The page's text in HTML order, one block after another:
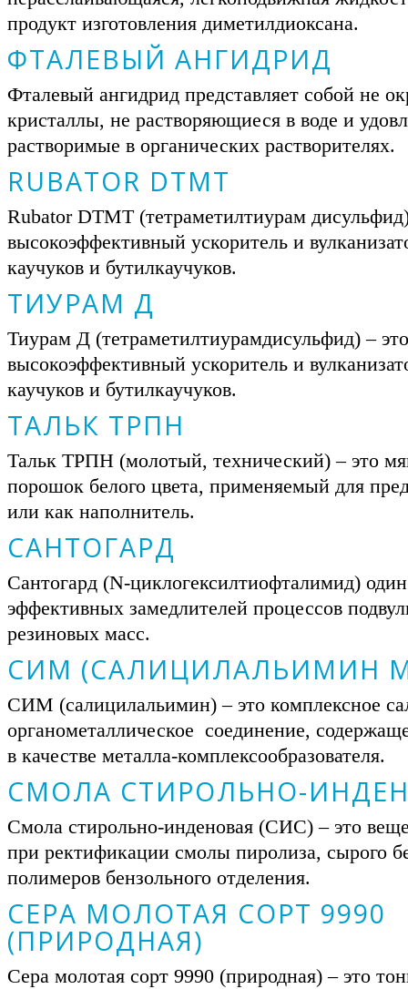
продукт изготовления диметилдиоксана.
ФТАЛЕВЫЙ АНГИДРИД
Фталевый ангидрид представляет собой не
кристаллы, не растворяющиеся в воде и
растворимые в органических растворителях.
RUBATOR DTMT
Rubator DTMT (тетраметилтиурам
высокоэффективный ускоритель и
каучуков и бутилкаучуков.
ТИУРАМ Д
Тиурам Д (тетраметилтиурамдисульфид) – это
высокоэффективный ускоритель и
каучуков и бутилкаучуков.
ТАЛЬК ТРПН
Тальк ТРПН (молотый, технический) – это
порошок белого цвета, применяемый для
или как наполнитель.
САНТОГАРД
Сантогард (N-циклогексилтиофталимид)
эффективных замедлителей процессов
резиновых масс.
СИМ (САЛИЦИЛАЛЬИМИН
СИМ (салицилальимин) – это комплексное
органометаллическое соединение,
в качестве металла-комплексообразователя.
СМОЛА СТИРОЛЬНО-
Смола стирольно-инденовая (СИС) – это
при ректификации смолы пиролиза, сырого
полимеров бензольного отделения.
СЕРА МОЛОТАЯ СОРТ 9990
(ПРИРОДНАЯ)
Сера молотая сорт 9990 (природная) – это